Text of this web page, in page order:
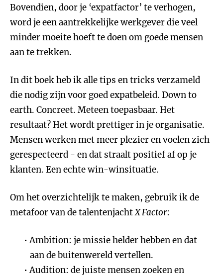
Bovendien, door je ‘expatfactor’ te verhogen,
word je een aantrekkelijke werkgever die veel
minder moeite hoeft te doen om goede mensen
aan te trekken.
In dit boek heb ik alle tips en tricks verzameld
die nodig zijn voor goed expatbeleid. Down to
earth. Concreet. Meteen toepasbaar. Het
resultaat? Het wordt prettiger in je organisatie.
Mensen werken met meer plezier en voelen zich
gerespecteerd - en dat straalt positief af op je
klanten. Een echte win-winsituatie.
Om het overzichtelijk te maken, gebruik ik de
metafoor van de talentenjachtX Factor:
Ambition: je missie helder hebben en dat
aan de buitenwereld vertellen.
Audition: de juiste mensen zoeken en